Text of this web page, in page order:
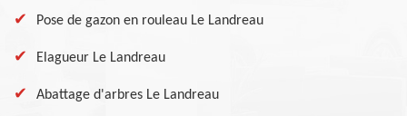
Pose de gazon en rouleau Le Landreau
Elagueur Le Landreau
Abattage d'arbres Le Landreau